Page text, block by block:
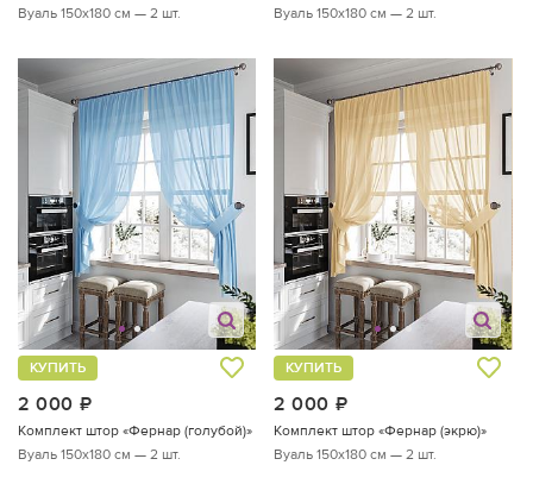
Вуаль 150х180 см — 2 шт.
Вуаль 150х180 см — 2 шт.
2 000
КУПИТЬ
Комплект штор «Фернар (голубой)»
Вуаль 150х180 см — 2 шт.
2 000
КУПИТЬ
Комплект штор «Фернар (экрю)»
Вуаль 150х180 см — 2 шт.